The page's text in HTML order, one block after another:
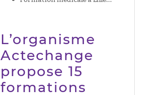
L’organisme
Actechange
propose 15
formations